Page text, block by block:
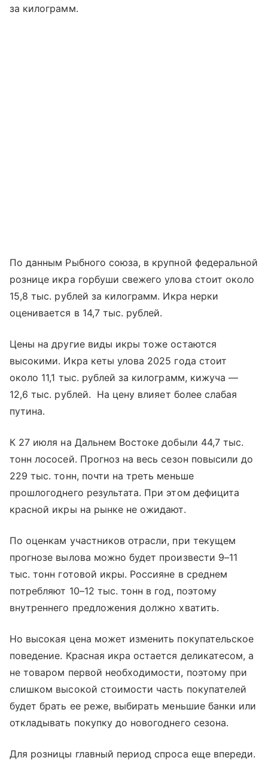
за килограмм.
По данным Рыбного союза, в крупной федеральной
рознице икра горбуши свежего улова стоит около
15,8 тыс. рублей за килограмм. Икра нерки
оценивается в 14,7 тыс. рублей.
Цены на другие виды икры тоже остаются
высокими. Икра кеты улова 2025 года стоит
около 11,1 тыс. рублей за килограмм, кижуча —
12,6 тыс. рублей. На цену влияет более слабая
путина.
К 27 июля на Дальнем Востоке добыли 44,7 тыс.
тонн лососей. Прогноз на весь сезон повысили до
229 тыс. тонн, почти на треть меньше
прошлогоднего результата. При этом дефицита
красной икры на рынке не ожидают.
По оценкам участников отрасли, при текущем
прогнозе вылова можно будет произвести 9–11
тыс. тонн готовой икры. Россияне в среднем
потребляют 10–12 тыс. тонн в год, поэтому
внутреннего предложения должно хватить.
Но высокая цена может изменить покупательское
поведение. Красная икра остается деликатесом, а
не товаром первой необходимости, поэтому при
слишком высокой стоимости часть покупателей
будет брать ее реже, выбирать меньшие банки или
откладывать покупку до новогоднего сезона.
Для розницы главный период спроса еще впереди.